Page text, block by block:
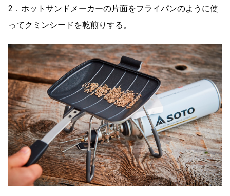
2．ホットサンドメーカーの片面をフライパンのように使
ってクミンシードを乾煎りする。